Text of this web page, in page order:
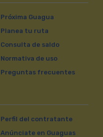
Próxima Guagua
Planea tu ruta
Consulta de saldo
Normativa de uso
Preguntas frecuentes
Perfil del contratante
Anúnciate en Guaguas